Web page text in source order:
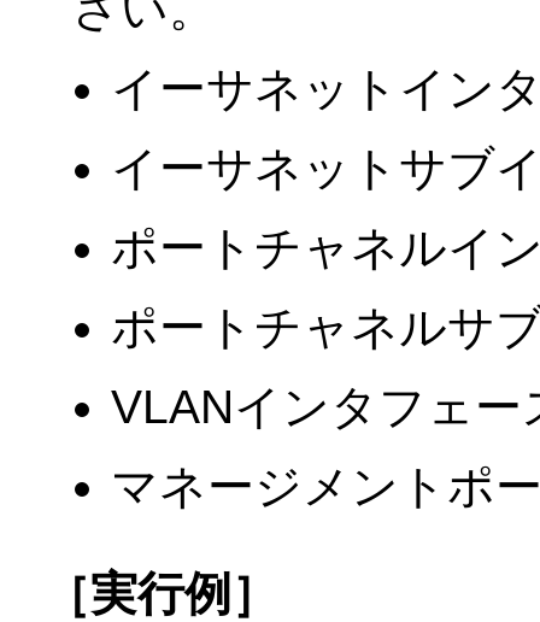
イーサネットイン
イーサネットサブ
ポートチャネルイ
ポートチャネルサ
VLANインタフェー
マネージメントポ
［実行例］